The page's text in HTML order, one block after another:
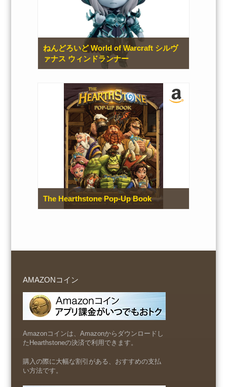
ねんどろいど World of Warcraft シルヴ
ァナス ウィンドランナー
The Hearthstone Pop-Up Book
AMAZONコイン
Amazonコインは、Amazonからダウンロードし
たHearthstoneの決済で利用できます。
購入の際に大幅な割引がある、おすすめの支払
い方法です。